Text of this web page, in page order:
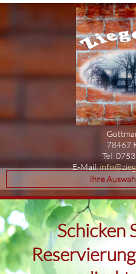
78467
Tel:
E-Mail:
Ihre
Schicken